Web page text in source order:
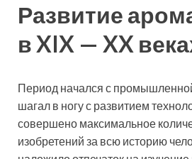
Развитие
в XIX — XX
Период начался с
шагал в ногу с развитием
совершено максимальное
изобретений за всю историю